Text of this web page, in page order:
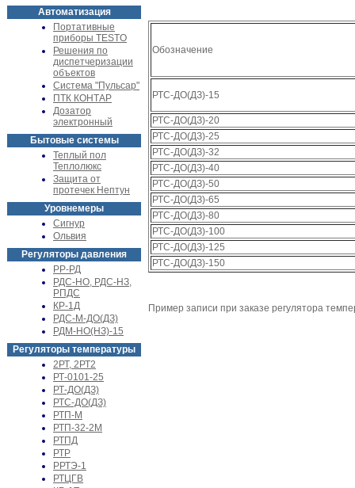
Автоматизация
Портативные
приборы TESTO
Решения по
диспетчеризации
объектов
Система "Пульсар"
ПТК КОНТАР
Дозатор
электронный
Бытовые системы
Теплый пол
Теплолюкс
Защита от
протечек Нептун
Уровнемеры
Сигнур
Ольвия
Регуляторы давления
РР-РД
РДС-НО, РДС-НЗ,
РПДС
КР-1Д
РДС-М-ДО(ДЗ)
РДМ-НО(НЗ)-15
Регуляторы температуры
2РТ, 2РТ2
РТ-0101-25
РТ-ДО(ДЗ)
РТС-ДО(ДЗ)
РТП-М
РТП-32-2М
РТПД
РТР
РРТЭ-1
РТЦГВ
Обозначение
РТС-ДО(ДЗ)-15
РТС-ДО(ДЗ)-20
РТС-ДО(ДЗ)-25
РТС-ДО(ДЗ)-32
РТС-ДО(ДЗ)-40
РТС-ДО(ДЗ)-50
РТС-ДО(ДЗ)-65
РТС-ДО(ДЗ)-80
РТС-ДО(ДЗ)-100
РТС-ДО(ДЗ)-125
РТС-ДО(ДЗ)-150
Пример записи при заказе регулятора